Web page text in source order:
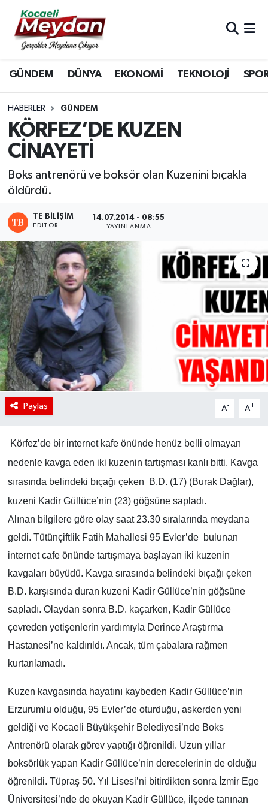
GÜNDEM DÜNYA EKONOMİ TEKNOLOJİ
HABERLER GÜNDEM
KÖRFEZ’DE KUZEN
CİNAYETİ
Boks antrenörü ve boksör olan Kuzenini bıçakla
öldürdü.
TE BILIŞIM
EDITÖR
14.07.2014 - 08:55
YAYINLANMA
Paylaş A- A+
Körfez’de bir internet kafe önünde henüz belli olmayan
nedenle kavga eden iki kuzenin tartışması kanlı bitti. Kavga
sırasında belindeki bıçağı çeken B.D. (17) (Burak Dağlar),
kuzeni Kadir Güllüce’nin (23) göğsüne sapladı.
Alınan bilgilere göre olay saat 23.30 sıralarında meydana
geldi. Tütünçiftlik Fatih Mahallesi 95 Evler’de bulunan
internet cafe önünde tartışmaya başlayan iki kuzenin
kavgaları büyüdü. Kavga sırasında belindeki bıçağı çeken
B.D. karşısında duran kuzeni Kadir Güllüce’nin göğsüne
sapladı. Olaydan sonra B.D. kaçarken, Kadir Güllüce
çevreden yetişenlerin yardımıyla Derince Araştırma
Hastanesi’ne kaldırıldı. Ancak, tüm çabalara rağmen
kurtarılamadı.
Kuzen kavgasında hayatını kaybeden Kadir Güllüce’nin
Erzurumlu olduğu, 95 Evler’de oturduğu, askerden yeni
geldiği ve Kocaeli Büyükşehir Belediyesi’nde Boks
Antrenörü olarak görev yaptığı öğrenildi. Uzun yıllar
boksörlük yapan Kadir Güllüce’nin derecelerinin de olduğu
öğrenildi. Tüpraş 50. Yıl Lisesi’ni bitirdikten sonra İzmir Ege
Üniversitesi’nde de okuyan Kadir Güllüce, ilçede tanınan
Nöbetçi Eczaneler
Hava Durumu
Trafik Durumu
Süper Lig Puan Durumu ve Fikstür
Haber Arşivi